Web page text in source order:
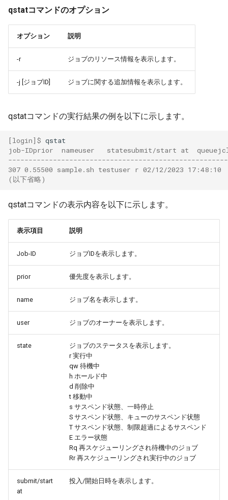
qstatコマンドのオプション
オプション 説明
-r ジョブのリソース情報を表示します。
-j [ジョブID] ジョブに関する追加情報を表示します。
qstatコマンドの実行結果の例を以下に示します。
[login]$
job-IDprior  nameuser   statesubmit/start at
307 0.55500 sample.sh testuser r 02/12/2023 17:48:10
(以下省略)
qstatコマンドの表示内容を以下に示します。
表示項目 説明
Job-ID ジョブIDを表示します。
prior 優先度を表示します。
name ジョブ名を表示します。
user ジョブのオーナーを表示します。
state
ジョブのステータスを表示します。
r 実行中
qw 待機中
h ホールド中
d 削除中
t 移動中
s サスペンド状態、一時停止
S サスペンド状態、キューのサスペンド状態
T サスペンド状態、制限超過によるサスペンド
E エラー状態
Rq 再スケジューリングされ待機中のジョブ
Rr 再スケジューリングされ実行中のジョブ
submit/start
at
投入/開始日時を表示します。